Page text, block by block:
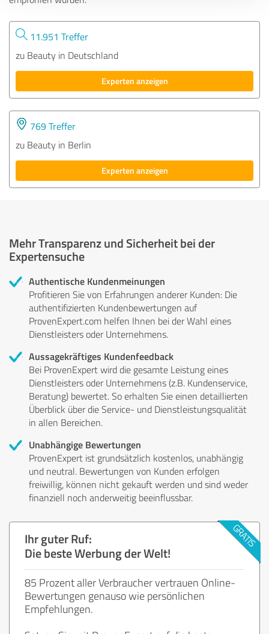
11.951 Treffer
zu Beauty in Deutschland
Experten anzeigen
769 Treffer
zu Beauty in Berlin
Experten anzeigen
Mehr Transparenz und Sicherheit bei der
Expertensuche
Authentische Kundenmeinungen
Profitieren Sie von Erfahrungen anderer Kunden: Die
authentifizierten Kundenbewertungen auf
ProvenExpert.com helfen Ihnen bei der Wahl eines
Dienstleisters oder Unternehmens.
Aussagekräftiges Kundenfeedback
Bei ProvenExpert wird die gesamte Leistung eines
Dienstleisters oder Unternehmens (z.B. Kundenservice,
Beratung) bewertet. So erhalten Sie einen detaillierten
Überblick über die Service- und Dienstleistungsqualität
in allen Bereichen.
Unabhängige Bewertungen
ProvenExpert ist grundsätzlich kostenlos, unabhängig
und neutral. Bewertungen von Kunden erfolgen
freiwillig, können nicht gekauft werden und sind weder
finanziell noch anderweitig beeinflussbar.
Ihr guter Ruf:
Die beste Werbung der Welt!
85 Prozent aller Verbraucher vertrauen Online-
Bewertungen genauso wie persönlichen
Empfehlungen.